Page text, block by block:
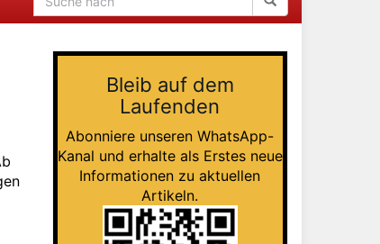
Bleib auf dem
Laufenden
Abonniere unseren WhatsApp-
Kanal und erhalte als Erstes neue
Informationen zu aktuellen
Artikeln.